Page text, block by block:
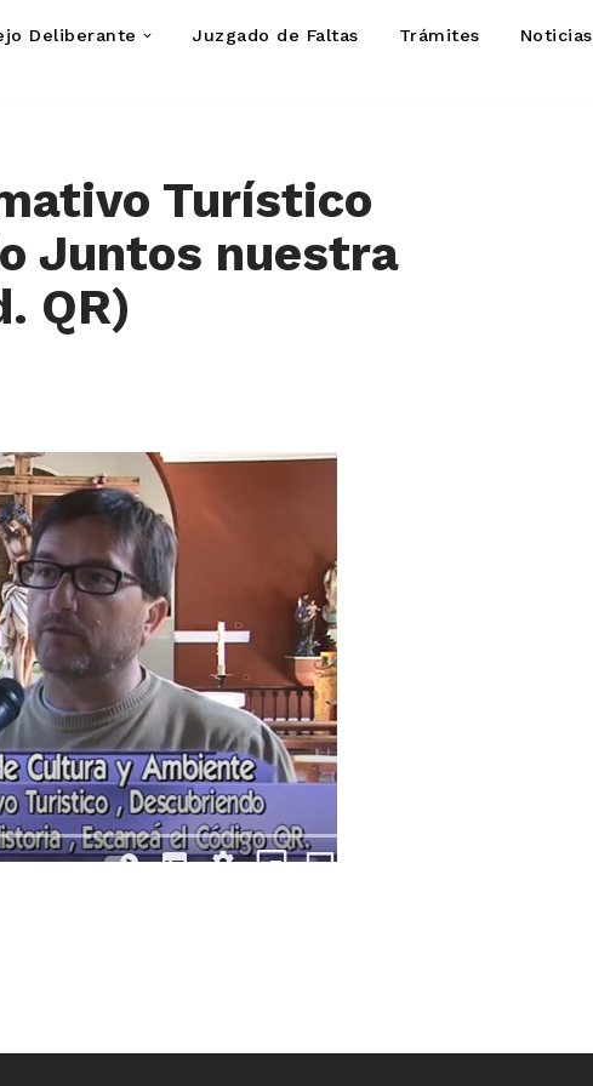
Deliberante Juzgado de Faltas Trámites Noticias
Turístico
Juntos nuestra
QR)